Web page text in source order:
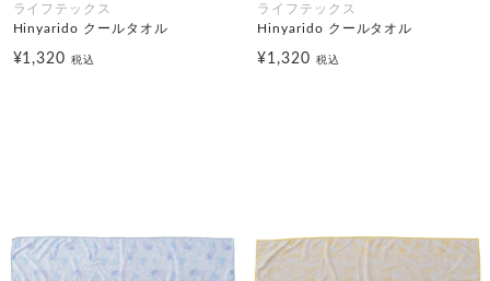
ライフテックス
Hinyarido クールタオル
¥1,320税込
ライフテックス
Hinyarido クールタオル
¥1,320 税込